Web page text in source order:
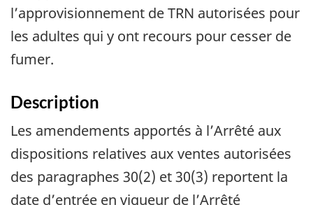
l’approvisionnement de TRN autorisées pour
les adultes qui y ont recours pour cesser de
fumer.
Description
Les amendements apportés à l’Arrêté aux
dispositions relatives aux ventes autorisées
des paragraphes 30(2) et 30(3) reportent la
date d’entrée en vigueur de l’Arrêté